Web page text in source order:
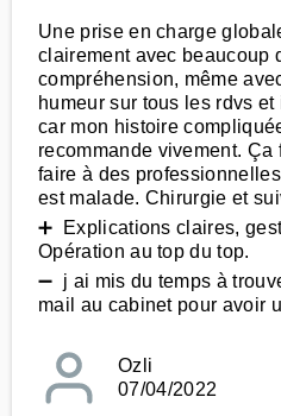
Une prise en charge
clairement avec beaucoup
compréhension, même
humeur sur tous les rdvs
car mon histoire
recommande vivement. Ça
faire à des
est malade. Chirurgie et
➕ Explications claires,
Opération au top du top.
➖ j ai mis du temps à
mail au cabinet pour avoir
Ozli
07/04/2022